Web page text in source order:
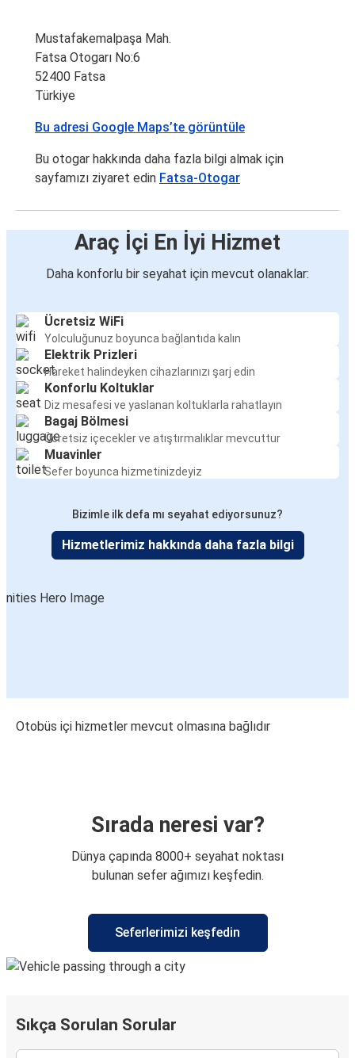
Mustafakemalpaşa Mah.
Fatsa Otogarı No:6
52400 Fatsa
Türkiye
Bu adresi Google Maps’te görüntüle
Bu otogar hakkında daha fazla bilgi almak için
sayfamızı ziyaret edin Fatsa-Otogar
Araç İçi En İyi Hizmet
Daha konforlu bir seyahat için mevcut olanaklar:
Ücretsiz WiFi
Yolculuğunuz boyunca bağlantıda kalın
Elektrik Prizleri
Hareket halindeyken cihazlarınızı şarj edin
Konforlu Koltuklar
Diz mesafesi ve yaslanan koltuklarla rahatlayın
Bagaj Bölmesi
Ücretsiz içecekler ve atıştırmalıklar mevcuttur
Muavinler
Sefer boyunca hizmetinizdeyiz
Bizimle ilk defa mı seyahat ediyorsunuz?
Hizmetlerimiz hakkında daha fazla bilgi
Otobüs içi hizmetler mevcut olmasına bağlıdır
Sırada neresi var?
Dünya çapında 8000+ seyahat noktası
bulunan sefer ağımızı keşfedin.
Seferlerimizi keşfedin
Sıkça Sorulan Sorular